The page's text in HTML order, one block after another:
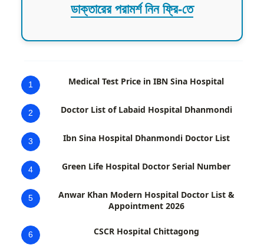
ডাক্তারের পরামর্শ নিন ফ্রি-তে
1 Medical Test Price in IBN Sina Hospital
2 Doctor List of Labaid Hospital Dhanmondi
3 Ibn Sina Hospital Dhanmondi Doctor List
4 Green Life Hospital Doctor Serial Number
5
Anwar Khan Modern Hospital Doctor List &
Appointment 2026
6 CSCR Hospital Chittagong